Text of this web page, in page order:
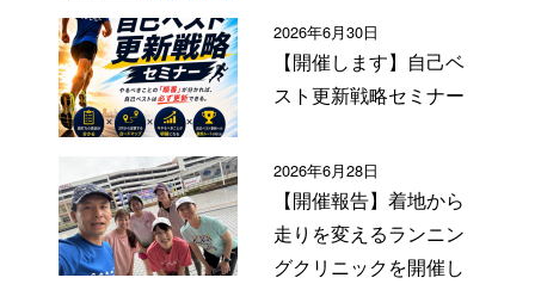
2026年6月30日
【開催します】自己ベ
スト更新戦略セミナー
2026年6月28日
【開催報告】着地から
走りを変えるランニン
グクリニックを開催し